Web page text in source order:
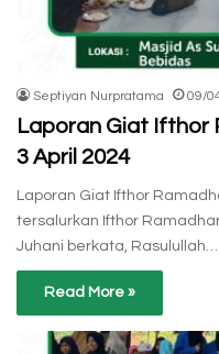
Septiyan Nurpratama 09/
Laporan Giat Ifthor
3 April 2024
Laporan Giat Ifthor
tersalurkan Ifthor
Juhani berkata, Rasulullah…
Read More »